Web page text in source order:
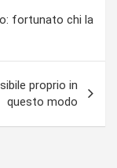
fortunato chi la
proprio in
questo modo